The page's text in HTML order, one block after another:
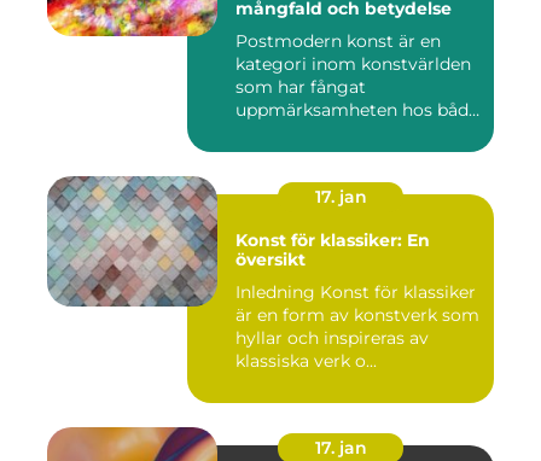
mångfald och betydelse
Postmodern konst är en
kategori inom konstvärlden
som har fångat
uppmärksamheten hos både
17. jan
Konst för klassiker: En
översikt
Inledning Konst för klassiker
är en form av konstverk som
hyllar och inspireras av
klassiska verk o...
17. jan